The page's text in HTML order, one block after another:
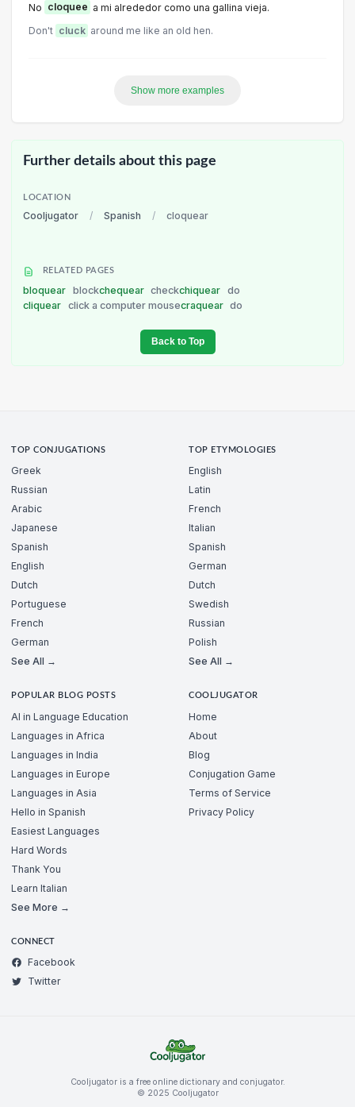
No cloquee a mi alrededor como una gallina vieja.
Don't cluck around me like an old hen.
Show more examples
Further details about this page
LOCATION
Cooljugator / Spanish / cloquear
RELATED PAGES
bloquear blockchequear checkchiquear do
cliquear click a computer mousecraquear do
Back to Top
TOP CONJUGATIONS
Greek
Russian
Arabic
Japanese
Spanish
English
Dutch
Portuguese
French
German
See All →
TOP ETYMOLOGIES
English
Latin
French
Italian
Spanish
German
Dutch
Swedish
Russian
Polish
See All →
POPULAR BLOG POSTS
AI in Language Education
Languages in Africa
Languages in India
Languages in Europe
Languages in Asia
Hello in Spanish
Easiest Languages
Hard Words
Thank You
Learn Italian
See More →
COOLJUGATOR
Home
About
Blog
Conjugation Game
Terms of Service
Privacy Policy
CONNECT
Facebook
Twitter
Cooljugator is a free online dictionary and conjugator.
© 2025 Cooljugator